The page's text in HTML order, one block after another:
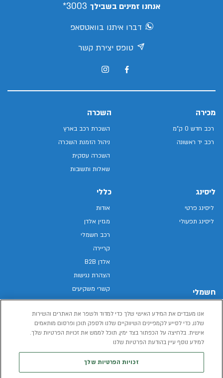
אנחנו זמינים בשבילך 3003*
דברו איתנו בוואטסאפ
טופס יצירת קשר
מכירה
רכב חדש 0 ק"מ
רכב יד ראשונה
השכרה
השכרת רכב בארץ
ניהול הזמנת השכרה
השכרה עסקית
שאלות ותשובות
ליסינג
ליסינג פרטי
ליסינג תפעולי
חשמלי
רכב חשמלי
הכל על רכב חשמלי
כללי
אודות
מגזין אלדן
רכב חשמלי
קריירה
אלדן B2B
הצהרת נגישות
קשרי משקיעים
מפת האתר
מדיניות פרטיות
תנאי שימוש
אנו מעבדים את המידע האישי שלך כדי למדוד ולשפר את האתרים והשירות
שלנו, כדי לסייע לקמפיינים השיווקיים שלנו ולספק תוכן ופרסום מותאמים
אישית. בלחיצה על הכפתור בצד ימין, תוכל לממש את זכויות הפרטיות שלך.
למידע נוסף עיין בהודעת הפרטיות שלנו
זכויות הפרטיות שלך